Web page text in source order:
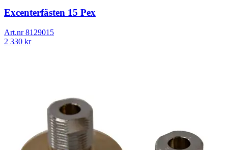
Excenterfästen 15 Pex
Art.nr8129015
2 330 kr